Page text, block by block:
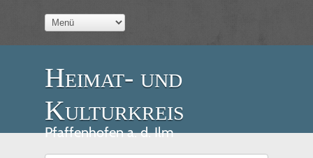
Heimat- und
Kulturkreis
Pfaffenhofen a. d. Ilm